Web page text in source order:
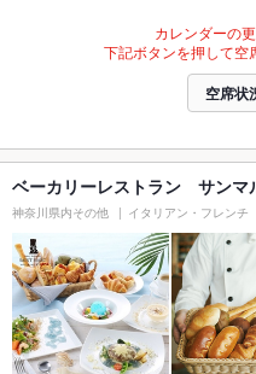
カレンダーの
下記ボタンを押して空
空席状
ベーカリーレストラン サン
神奈川県内その他 イタリアン・フレンチ